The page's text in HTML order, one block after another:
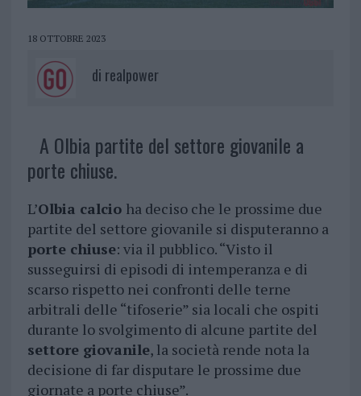
18 OTTOBRE 2023
di realpower
A Olbia partite del settore giovanile a
porte chiuse.
L’Olbia calcio ha deciso che le prossime due
partite del settore giovanile si disputeranno a
porte chiuse: via il pubblico. “Visto il
susseguirsi di episodi di intemperanza e di
scarso rispetto nei confronti delle terne
arbitrali delle “tifoserie” sia locali che ospiti
durante lo svolgimento di alcune partite del
settore giovanile, la società rende nota la
decisione di far disputare le prossime due
giornate a porte chiuse”.